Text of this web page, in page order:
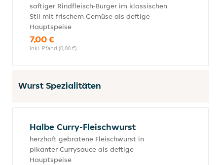
saftiger Rindfleisch‑Burger im klassischen
Stil mit frischem Gemüse als deftige
Hauptspeise
7,00 €
inkl. Pfand (0,00 €)
Wurst Spezialitäten
Halbe Curry-Fleischwurst
herzhaft gebratene Fleischwurst in
pikanter Currysauce als deftige
Hauptspeise